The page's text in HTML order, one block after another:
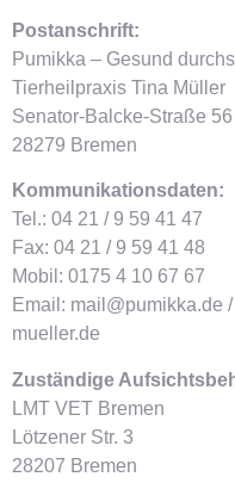
Postanschrift:
Pumikka – Gesund
Tierheilpraxis Tina Müller
Senator-Balcke-Straße 56
28279 Bremen
Kommunikationsdaten:
Tel.: 04 21 / 9 59 41 47
Fax: 04 21 / 9 59 41 48
Mobil: 0175 4 10 67 67
Email: mail@pumikka.de
mueller.de
Zuständige
LMT VET Bremen
Lötzener Str. 3
28207 Bremen